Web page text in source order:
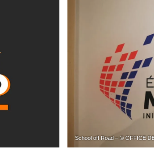
School off Road – © OFFICE